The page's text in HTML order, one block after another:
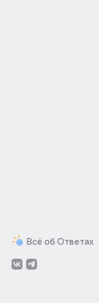
Всё об Ответах